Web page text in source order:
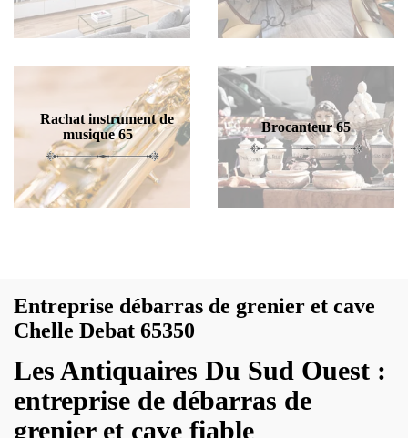
Rachat instrument de
musique 65
Brocanteur 65
Entreprise débarras de grenier et cave
Chelle Debat 65350
Les Antiquaires Du Sud Ouest :
entreprise de débarras de
grenier et cave fiable